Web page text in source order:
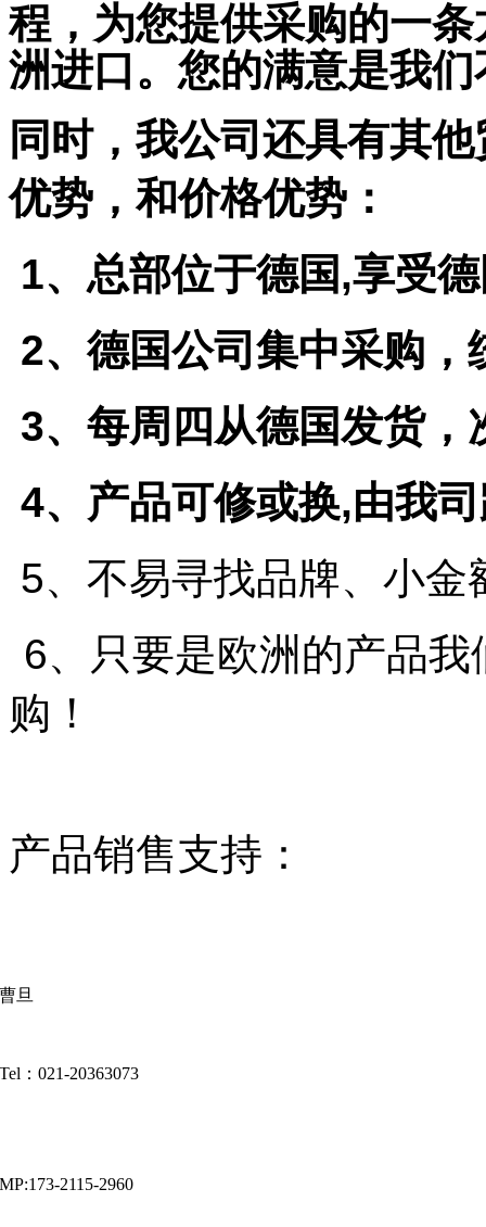
程，为您提供采购的一
洲进口 。您的满意是我
同时，我公司还具有其
优势，和价格优势：
1、总部位于德国,享受
2、德国公司集中采购，
3、每周四从德国发货
4、产品可修或换,由我
5、不易寻找品牌、小
6、只要是欧洲的产品
购！
产品销售支持：
旦
： 021-20363073
2115-2960